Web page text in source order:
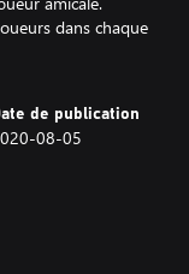
dans chaque
de publication
08-05